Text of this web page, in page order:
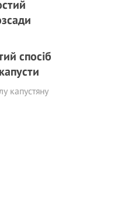
спосіб
капустяну